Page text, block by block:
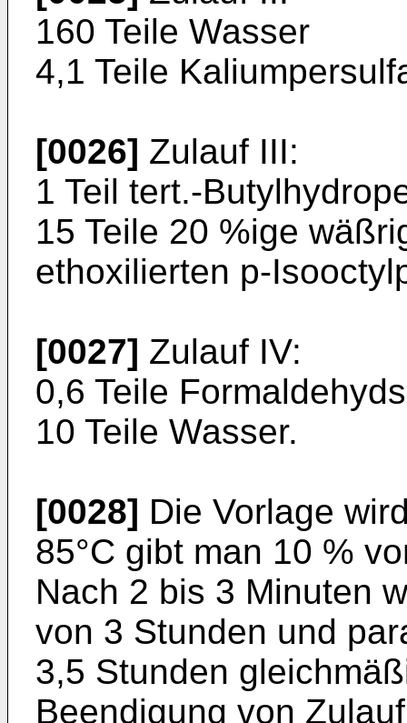
160 Teile Wasser
4,1 Teile
[0026] Zulauf III:
1 Teil tert.-
15 Teile 20 %ige
ethoxilierten p-
[0027] Zulauf IV:
0,6 Teile
10 Teile Wasser.
[0028] Die Vorlage
85°C gibt man 10 %
Nach 2 bis 3 Minuten
von 3 Stunden und
3,5 Stunden
Beendigung von